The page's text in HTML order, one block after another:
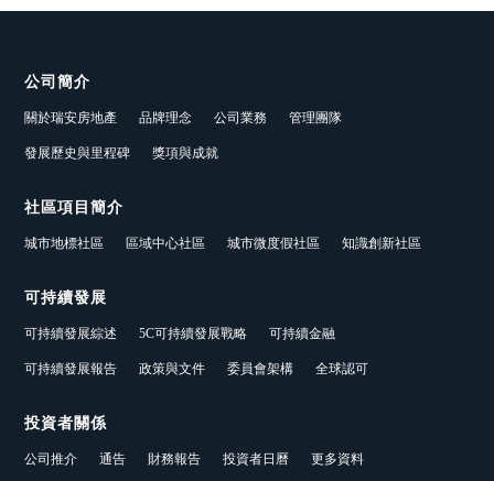
公司簡介
關於瑞安房地產 品牌理念 公司業務 管理團隊
發展歷史與里程碑 獎項與成就
社區項目簡介
城市地標社區 區域中心社區 城市微度假社區 知識創新社區
可持續發展
可持續發展綜述 5C可持續發展戰略 可持續金融
可持續發展報告 政策與文件 委員會架構 全球認可
投資者關係
公司推介 通告 財務報告 投資者日曆 更多資料